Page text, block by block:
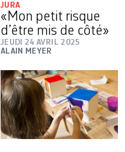
JURA
«Mon petit risque
d’être mis de côté»
JEUDI 24 AVRIL 2025
ALAIN MEYER